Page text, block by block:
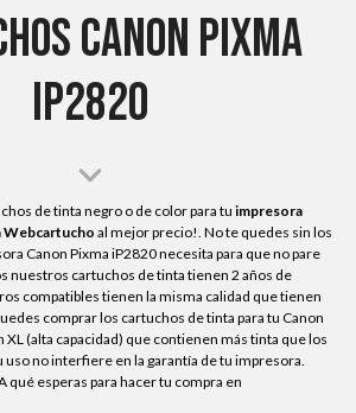
Canon Pixma
iP2820
de tinta negro o de color para tu impresora
Webcartucho al mejor precio!. No te quedes sin los
Canon Pixma iP2820 necesita para que no pare
nuestros cartuchos de tinta tienen 2 años de
compatibles tienen la misma calidad que tienen
comprar los cartuchos de tinta para tu Canon
(alta capacidad) que contienen más tinta que los
no interfiere en la garantía de tu impresora.
qué esperas para hacer tu compra en